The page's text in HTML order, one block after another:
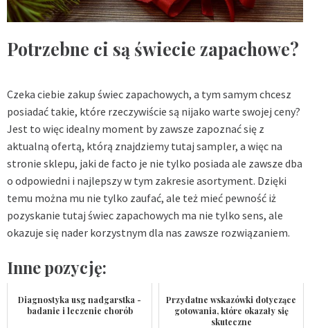
Potrzebne ci są świecie zapachowe?
Czeka ciebie zakup świec zapachowych, a tym samym chcesz
posiadać takie, które rzeczywiście są nijako warte swojej ceny?
Jest to więc idealny moment by zawsze zapoznać się z
aktualną ofertą, którą znajdziemy tutaj sampler, a więc na
stronie sklepu, jaki de facto je nie tylko posiada ale zawsze dba
o odpowiedni i najlepszy w tym zakresie asortyment. Dzięki
temu można mu nie tylko zaufać, ale też mieć pewność iż
pozyskanie tutaj świec zapachowych ma nie tylko sens, ale
okazuje się nader korzystnym dla nas zawsze rozwiązaniem.
Inne pozycję:
Diagnostyka usg nadgarstka -
badanie i leczenie chorób
Przydatne wskazówki dotyczące
gotowania, które okazały się
skuteczne